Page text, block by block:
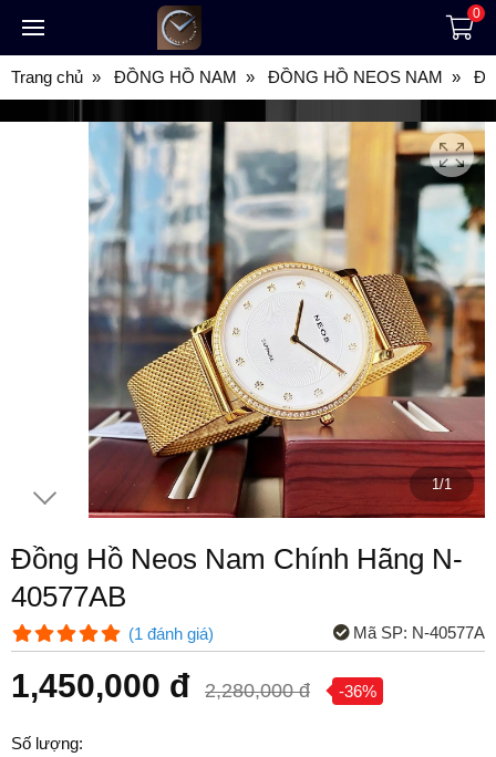
0
Trang chủ ĐỒNG HỒ NAM ĐỒNG HỒ NEOS NAM
1/1
Đồng Hồ Neos Nam Chính Hãng N-
40577AB
(1 đánh giá) Mã SP: N-40577A
1,450,000 đ 2,280,000 đ -36%
Số lượng: